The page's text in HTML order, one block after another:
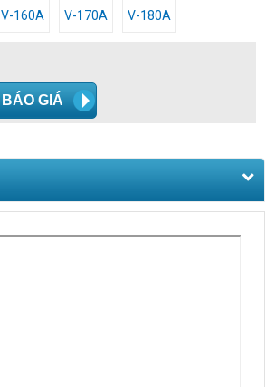
V-160A V-170A V-180A
BÁO GIÁ